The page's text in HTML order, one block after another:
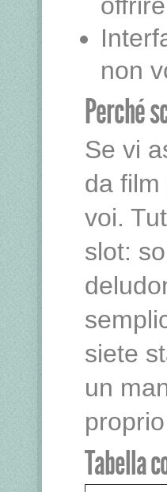
non
Perché
Se vi
da
voi.
slot:
siete
un
Tabella